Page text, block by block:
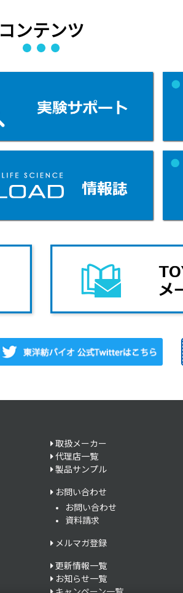
コンテンツ
取扱メーカー
代理店一覧
製品サンプル
お問い合わせ
お問い合わせ
資料請求
メルマガ登録
更新情報一覧
お知らせ一覧